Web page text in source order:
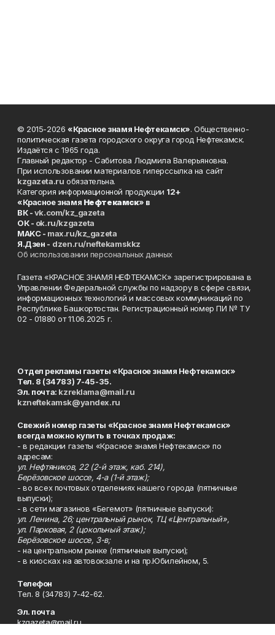
© 2015-2026 «Красное знамя Нефтекамск». Общественно-
политическая газета городского округа город Нефтекамск.
Издаётся с 1965 года.
Главный редактор - Сабитова Людмила Валерьяновна.
При использовании материалов гиперссылка на сайт
kzgazeta.ru обязательна.
Категория информационной продукции 12+
«Красное знамя Нефтекамск» в
ВК -vk.com/kz_gazeta
ОК - ok.ru/kzgazeta
MAKC - max.ru/kz_gazeta
Я.Дзен - dzen.ru/neftekamskkz
Об использовании персональных данных
Газета «КРАСНОЕ ЗНАМЯ НЕФТЕКАМСК» зарегистрирована в
Управлении Федеральной службы по надзору в сфере связи,
информационных технологий и массовых коммуникаций по
Республике Башкортостан. Регистрационный номер ПИ № ТУ
02 - 01880 от 11.06.2025 г.
Отдел рекламы газеты «Красное знамя Нефтекамск»
Тел. 8 (34783) 7-45-35.
Эл. почта: kzreklama@mail.ru
kzneftekamsk@yandex.ru
Свежий номер газеты «Красное знамя Нефтекамск»
всегда можно купить в точках продаж:
- в редакции газеты «Красное знамя Нефтекамск» по
адресам:
ул. Нефтяников, 22 (2-й этаж, каб. 214),
Берёзовское шоссе, 4-а (1-й этаж);
- во всех почтовых отделениях нашего города (пятничные
выпуски);
- в сети магазинов «Бегемот» (пятничные выпуски):
ул. Ленина, 26; центральный рынок, ТЦ «Центральный»,
ул. Парковая, 2 (цокольный этаж);
Берёзовское шоссе, 3-в;
- на центральном рынке (пятничные выпуски);
- в киосках на автовокзале и на пр.Юбилейном, 5.
Телефон
Тел. 8 (34783) 7-42-62.
Эл. почта
kzgazeta@mail.ru